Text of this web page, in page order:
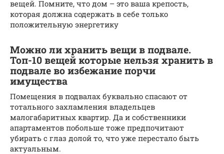
вещей. Помните, что дом – это ваша крепость,
которая должна содержать в себе только
положительную энергетику
Можно ли хранить вещи в подвале.
Топ-10 вещей которые нельзя хранить в
подвале во избежание порчи
имущества
Помещения в подвалах буквально спасают от
тотального захламления владельцев
малогабаритных квартир. Да и собственники
апартаментов побольше тоже предпочитают
убирать с глаз долой то, что уже перестало быть
актуальным.